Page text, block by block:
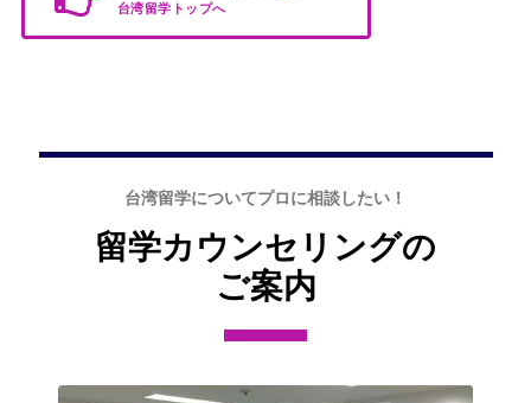
台湾留学トップへ
台湾留学についてプロに相談したい！
留学カウンセリングの
ご案内